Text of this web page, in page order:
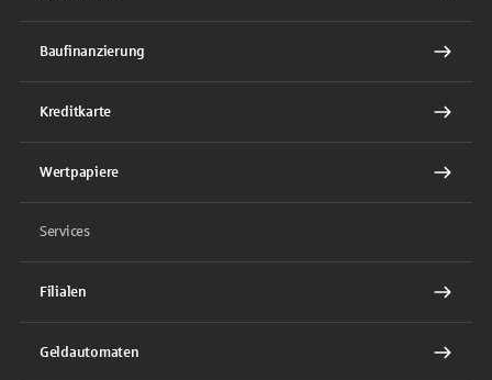
Baufinanzierung
Kreditkarte
Wertpapiere
Services
Filialen
Geldautomaten